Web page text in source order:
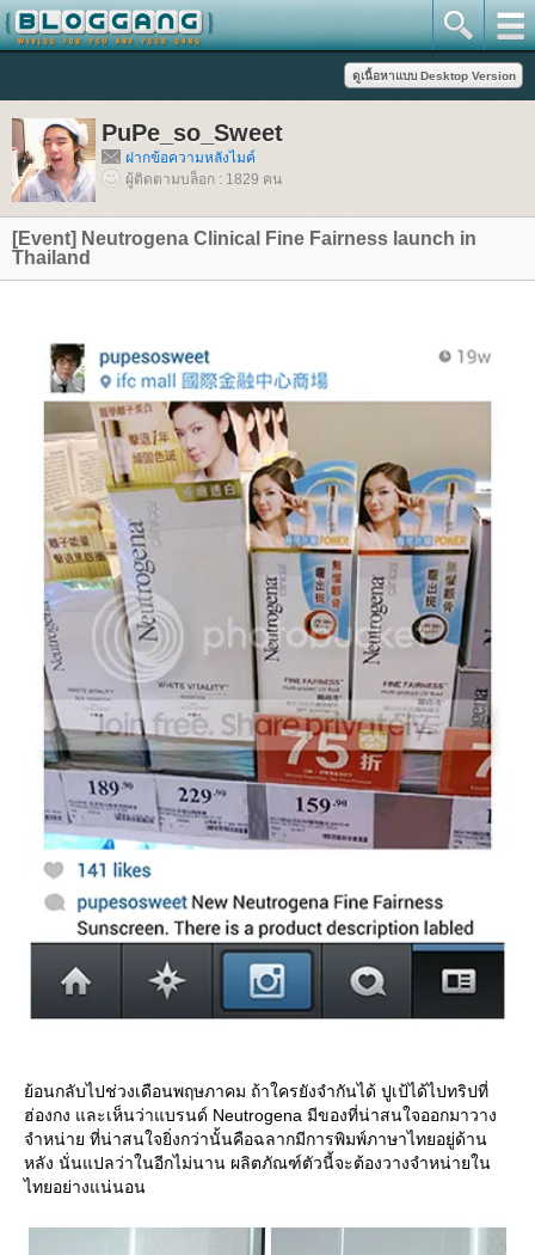
PuPe_so_Sweet
ฝากข้อความหลังไมค์
ผู้ติดตามบล็อก : 1829 คน
[Event] Neutrogena Clinical Fine Fairness launch in
Thailand
้อนกลับไปช่วงเดือนพฤษภาคม ถ้าใครยังจำกันได้ ปูเป้ได้ไปทริปที่
ฮ่องกง และเห็นว่าแบรนด์ Neutrogena มีของที่น่าสนใจออกมาวาง
จำหน่าย ที่น่าสนใจยิ่งกว่านั้นคือฉลากมีการพิมพ์ภาษาไทยอยู่ด้าน
หลัง นั่นแปลว่าในอีกไม่นาน ผลิตภัณฑ์ตัวนี้จะต้องวางจำหน่ายใน
ไทยอย่างแน่นอน